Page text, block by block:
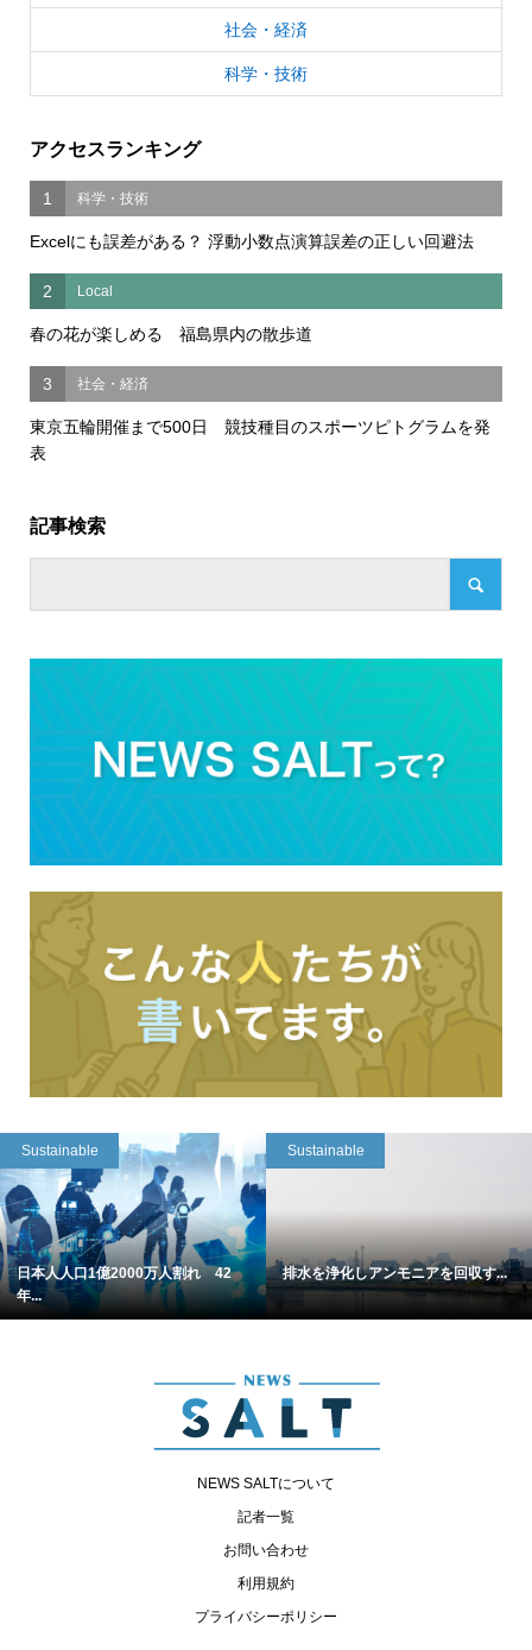
社会・経済
科学・技術
アクセスランキング
1 科学・技術
Excelにも誤差がある？ 浮動小数点演算誤差の正しい回避法
2 Local
春の花が楽しめる 福島県内の散歩道
3 社会・経済
東京五輪開催まで500日 競技種目のスポーツピトグラムを発
表
記事検索
Sustainable
日本人人口1億2000万人割れ 42
年...
Sustainable
排水を浄化しアンモニアを回収す...
NEWS SALTについて
記者一覧
お問い合わせ
利用規約
プライバシーポリシー